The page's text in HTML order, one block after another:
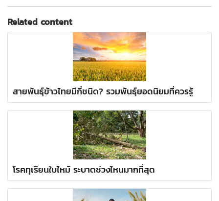
Related content
สายพันธุ์ข้าวไทยมีกี่ชนิด? รวมพันธุ์ยอดนิยมที่ควรรู้
โรคทุเรียนใบไหม้ ระบาดช่วงไหนมากที่สุด